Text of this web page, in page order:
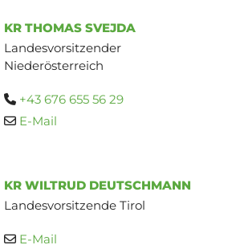
KR THOMAS SVEJDA
Landesvorsitzender
Niederösterreich
 +43 676 655 56 29
 E-Mail
KR WILTRUD DEUTSCHMANN
Landesvorsitzende Tirol
 E-Mail